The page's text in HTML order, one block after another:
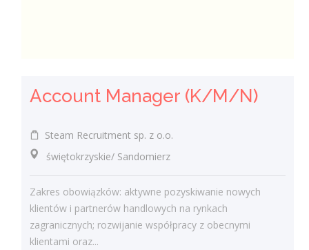
Account Manager (K/M/N)
Steam Recruitment sp. z o.o.
świętokrzyskie/ Sandomierz
Zakres obowiązków: aktywne pozyskiwanie nowych
klientów i partnerów handlowych na rynkach
zagranicznych; rozwijanie współpracy z obecnymi
klientami oraz...